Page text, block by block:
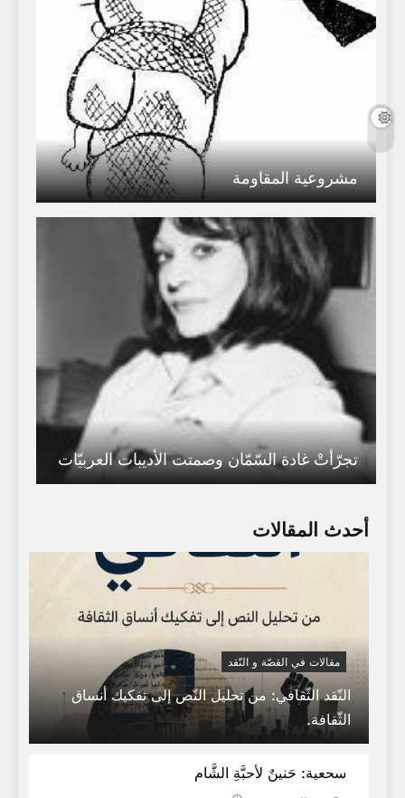
أحدث المقالات
مقالات في القصّة و النّقد
النّقد الثّقافي: من تحليل النّص إلى تفكيك أنساق
الثّقافة.
سحعية: حَنينٌ لأحبَّةِ الشَّام
مشروعية المقاومة
تجرّأتْ غادة السّمّان وصمتت الأديبات العربيّات
رولان بارت: مفهوم الكتابة الثقافة ………
رولان بارت……….ترجمة: سعيد بوخليط